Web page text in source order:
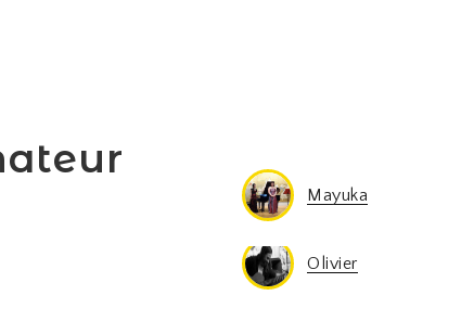
Giuliano
Olivier
Chloé
Emeline
Sarah
César
Jacques-Laurent
Zad
Olivier
Jacques-Laurent
Jacques-Laurent
Mayuka